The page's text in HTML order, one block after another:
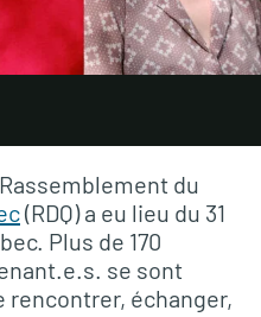
du
(RDQ) a eu lieu du 31
Plus de 170
se sont
rencontrer, échanger,